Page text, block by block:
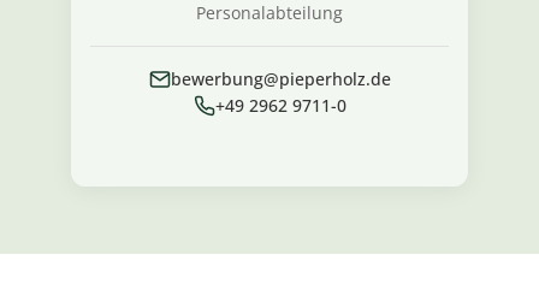
Personalabteilung
bewerbung@pieperholz.de
+49 2962 9711-0